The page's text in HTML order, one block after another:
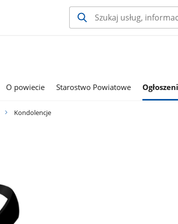
O powiecie Starostwo Powiatowe
Kondolencje